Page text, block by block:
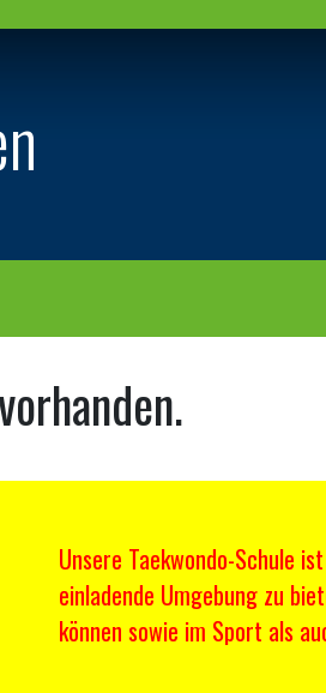
Unsere Taekwondo-Schule
einladende Umgebung zu
können sowie im Sport als